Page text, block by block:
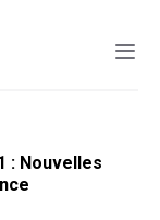
: Nouvelles